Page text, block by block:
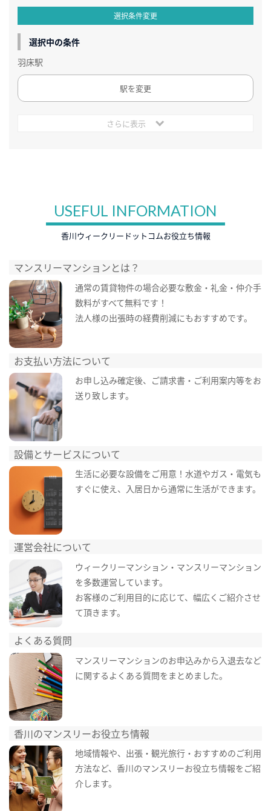
選択条件変更
選択中の条件
羽床駅
駅を変更
さらに表示
USEFUL INFORMATION
香川ウィークリードットコムお役立ち情報
マンスリーマンションとは？
通常の賃貸物件の場合必要な敷金・礼金・仲介手
数料がすべて無料です！
法人様の出張時の経費削減にもおすすめです。
お支払い方法について
お申し込み確定後、ご請求書・ご利用案内等をお
送り致します。
設備とサービスについて
生活に必要な設備をご用意！水道やガス・電気も
すぐに使え、入居日から通常に生活ができます。
運営会社について
ウィークリーマンション・マンスリーマンション
を多数運営しています。
お客様のご利用目的に応じて、幅広くご紹介させ
て頂きます。
よくある質問
マンスリーマンションのお申込みから入退去など
に関するよくある質問をまとめました。
香川のマンスリーお役立ち情報
地域情報や、出張・観光旅行・おすすめのご利用
方法など、香川のマンスリーお役立ち情報をご紹
介します。